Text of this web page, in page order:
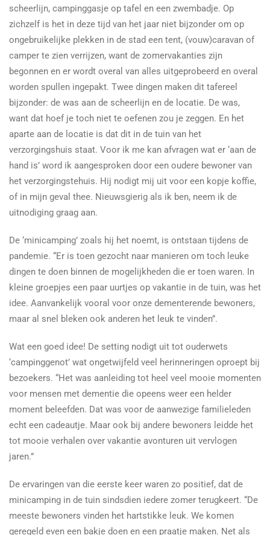
scheerlijn, campinggasje op tafel en een zwembadje. Op
zichzelf is het in deze tijd van het jaar niet bijzonder om op
ongebruikelijke plekken in de stad een tent, (vouw)caravan of
camper te zien verrijzen, want de zomervakanties zijn
begonnen en er wordt overal van alles uitgeprobeerd en overal
worden spullen ingepakt. Twee dingen maken dit tafereel
bijzonder: de was aan de scheerlijn en de locatie. De was,
want dat hoef je toch niet te oefenen zou je zeggen. En het
aparte aan de locatie is dat dit in de tuin van het
verzorgingshuis staat. Voor ik me kan afvragen wat er ‘aan de
hand is’ word ik aangesproken door een oudere bewoner van
het verzorgingstehuis. Hij nodigt mij uit voor een kopje koffie,
of in mijn geval thee. Nieuwsgierig als ik ben, neem ik de
uitnodiging graag aan.
De ‘minicamping’ zoals hij het noemt, is ontstaan tijdens de
pandemie. “Er is toen gezocht naar manieren om toch leuke
dingen te doen binnen de mogelijkheden die er toen waren. In
kleine groepjes een paar uurtjes op vakantie in de tuin, was het
idee. Aanvankelijk vooral voor onze dementerende bewoners,
maar al snel bleken ook anderen het leuk te vinden”.
Wat een goed idee! De setting nodigt uit tot ouderwets
‘campinggenot’ wat ongetwijfeld veel herinneringen oproept bij
bezoekers. “Het was aanleiding tot heel veel mooie momenten
voor mensen met dementie die opeens weer een helder
moment beleefden. Dat was voor de aanwezige familieleden
echt een cadeautje. Maar ook bij andere bewoners leidde het
tot mooie verhalen over vakantie avonturen uit vervlogen
jaren.”
De ervaringen van die eerste keer waren zo positief, dat de
minicamping in de tuin sindsdien iedere zomer terugkeert. “De
meeste bewoners vinden het hartstikke leuk. We komen
geregeld even een bakje doen en een praatje maken. Net als